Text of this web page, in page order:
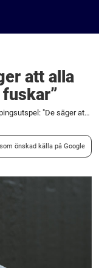
att alla
Björn Ferrys oväntade dopingsutspel: "De säger att alla svenskar och norrmän fuskar"
önskad källa på Google